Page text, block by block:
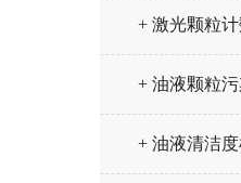
+ 激光颗粒
+ 油液颗粒
+ 油液清洁